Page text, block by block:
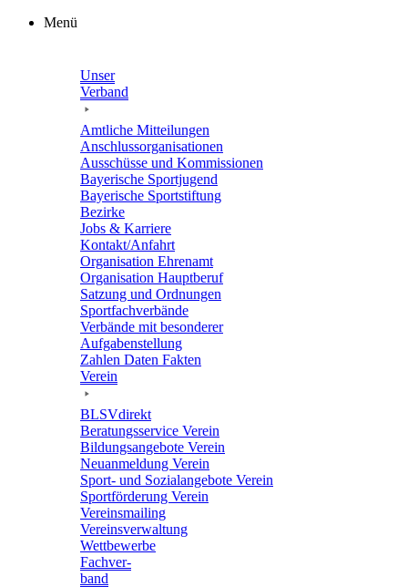
Zum
Menü
Unser
Verband
Amtli­che Mitteilungen
Anschluss­or­ga­ni­sa­tio­nen
Ausschüsse und Kommissionen
Baye­ri­sche Sportjugend
Baye­ri­sche Sportstiftung
Bezirke
Jobs & Karriere
Kontakt/​​Anfahrt
Orga­ni­sa­tion Ehrenamt
Orga­ni­sa­tion Hauptberuf
Satzung und Ordnungen
Sport­fach­ver­bände
Verbände mit beson­de­rer
Aufgabenstellung
Zahlen Daten Fakten
Verein
BLSVdi­rekt
Bera­tungs­ser­vice Verein
Bildungs­an­ge­bote Verein
Neuan­mel­dung Verein
Sport- und Sozi­al­an­ge­bote Verein
Sport­för­de­rung Verein
Vereins­mai­ling
Vereins­ver­wal­tung
Wett­be­werbe
Fach­ver­
band